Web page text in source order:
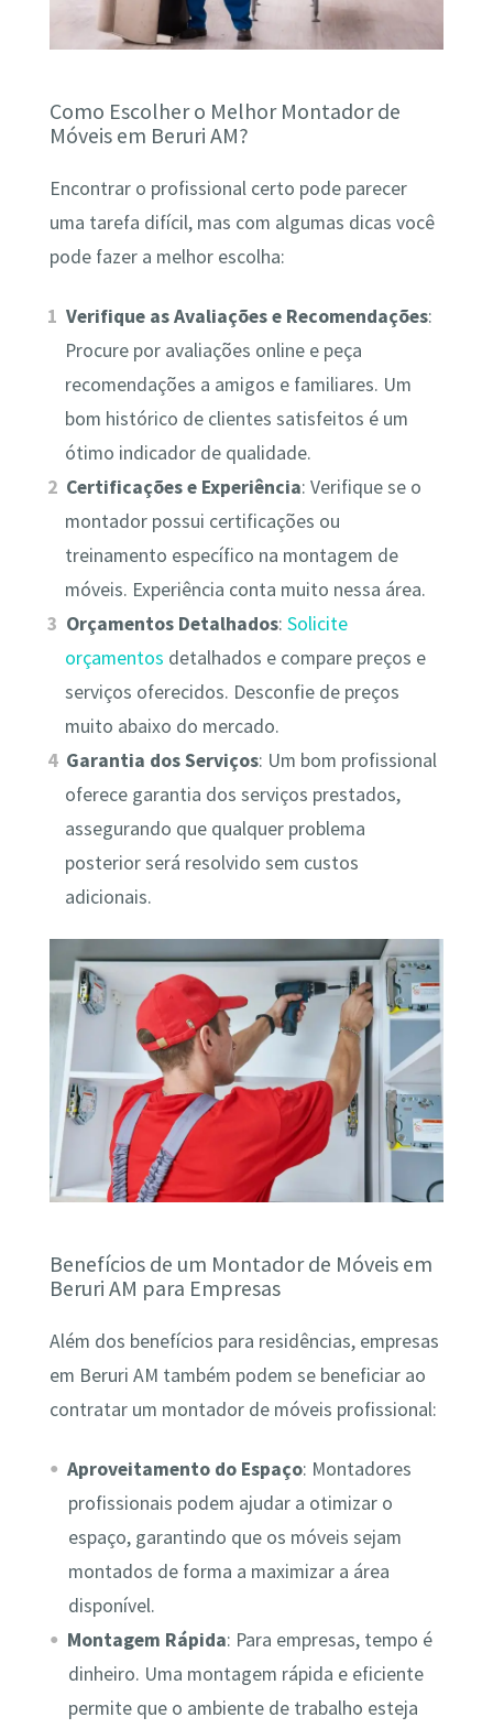
Como Escolher o Melhor Montador de
Móveis em Beruri AM?
Encontrar o profissional certo pode parecer
uma tarefa difícil, mas com algumas dicas você
pode fazer a melhor escolha:
Verifique as Avaliações e Recomendações:
Procure por avaliações online e peça
recomendações a amigos e familiares. Um
bom histórico de clientes satisfeitos é um
ótimo indicador de qualidade.
Certificações e Experiência: Verifique se o
montador possui certificações ou
treinamento específico na montagem de
móveis. Experiência conta muito nessa área.
Orçamentos Detalhados:Solicite
orçamentos detalhados e compare preços e
serviços oferecidos. Desconfie de preços
muito abaixo do mercado.
Garantia dos Serviços: Um bom profissional
oferece garantia dos serviços prestados,
assegurando que qualquer problema
posterior será resolvido sem custos
adicionais.
Benefícios de um Montador de Móveis em
Beruri AM para Empresas
Além dos benefícios para residências, empresas
em Beruri AM também podem se beneficiar ao
contratar um montador de móveis profissional:
Aproveitamento do Espaço: Montadores
profissionais podem ajudar a otimizar o
espaço, garantindo que os móveis sejam
montados de forma a maximizar a área
disponível.
Montagem Rápida: Para empresas, tempo é
dinheiro. Uma montagem rápida e eficiente
permite que o ambiente de trabalho esteja